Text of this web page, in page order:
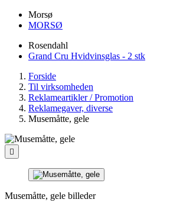
Morsø
MORSØ
Rosendahl
Grand Cru Hvidvinsglas - 2 stk
Forside
Til virksomheden
Reklameartikler / Promotion
Reklamegaver, diverse
Musemåtte, gele

Musemåtte, gele billeder